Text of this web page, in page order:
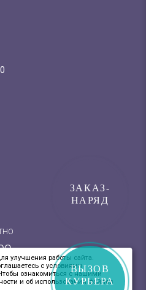
ЗАКАЗ-
НАРЯД
ВЫЗОВ
КУРЬЕРА
улучшения работы сайта.
с условиями
ознакомиться с нашими
и об использовании файлов